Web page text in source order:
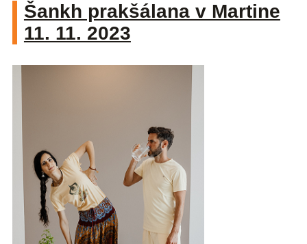
Šankh prakšálana v Martine
11. 11. 2023